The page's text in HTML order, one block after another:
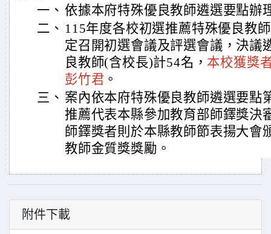
一、 依據本府特殊優良教師遴選要點辦
二、 115年度各校初選推薦特殊優良教
定召開初選會議及評選會議，決議
良教師(含校長)計54名， 本校獲獎
彭竹君 。
三、 案內依本府特殊優良教師遴選要點
推薦代表本縣參加教育部師鐸獎決
師鐸獎者則於本縣教師節表揚大會
教師金質獎獎勵。
附件下載